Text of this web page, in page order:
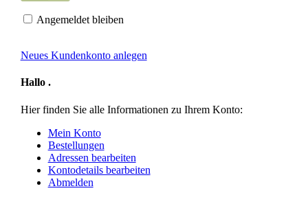
Angemeldet bleiben
Neues Kundenkonto anlegen
Hallo .
Hier finden Sie alle Informationen zu Ihrem Konto:
Mein Konto
Bestellungen
Adressen bearbeiten
Kontodetails bearbeiten
Abmelden